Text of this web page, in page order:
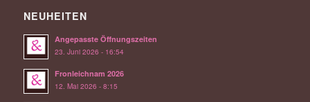
NEUHEITEN
Angepasste Öffnungszeiten
23. Juni 2026 - 16:54
Fronleichnam 2026
12. Mai 2026 - 8:15